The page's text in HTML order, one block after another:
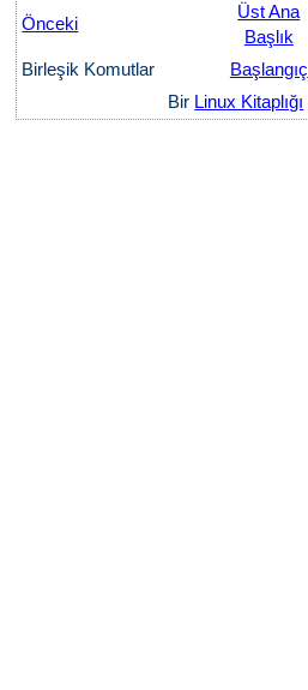
Önceki
Üst Ana
Başlık
Birleşik Komutlar Başlangıç
Bir Linux Kitaplığı